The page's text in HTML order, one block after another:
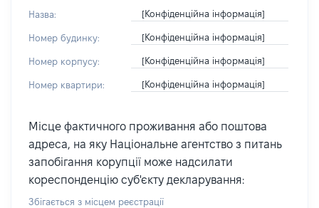
Назва: [Конфіденційна інформація]
Номер будинку: [Конфіденційна інформація]
Номер корпусу: [Конфіденційна інформація]
Номер квартири: [Конфіденційна інформація]
Місце фактичного проживання або поштова
адреса, на яку Національне агентство з питань
запобігання корупції може надсилати
кореспонденцію суб'єкту декларування:
Збігається з місцем реєстрації